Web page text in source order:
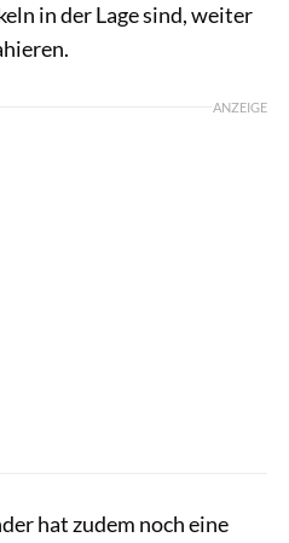
in der Lage sind, weiter
ANZEIGE
hat zudem noch eine